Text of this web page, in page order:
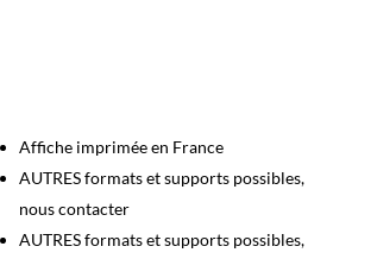
Affiche imprimée en France
AUTRES formats et supports possibles,
nous contacter
AUTRES formats et supports possibles,